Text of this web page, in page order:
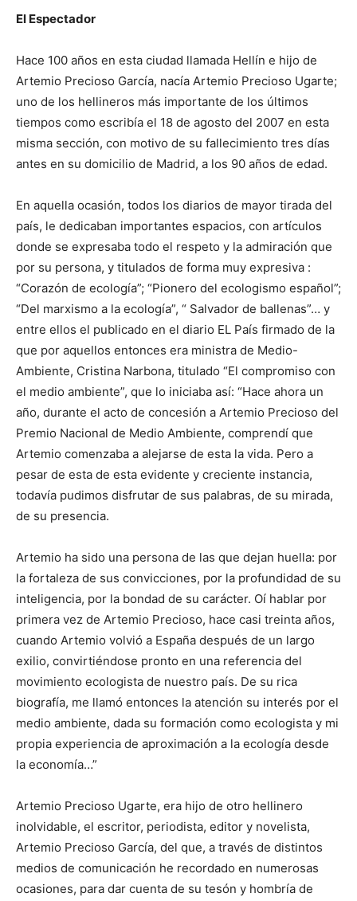
El Espectador
Hace 100 años en esta ciudad llamada Hellín e hijo de
Artemio Precioso García, nacía Artemio Precioso Ugarte;
uno de los hellineros más importante de los últimos
tiempos como escribía el 18 de agosto del 2007 en esta
misma sección, con motivo de su fallecimiento tres días
antes en su domicilio de Madrid, a los 90 años de edad.
En aquella ocasión, todos los diarios de mayor tirada del
país, le dedicaban importantes espacios, con artículos
donde se expresaba todo el respeto y la admiración que
por su persona, y titulados de forma muy expresiva :
“Corazón de ecología”; “Pionero del ecologismo español”;
“Del marxismo a la ecología”, “ Salvador de ballenas”… y
entre ellos el publicado en el diario EL País firmado de la
que por aquellos entonces era ministra de Medio-
Ambiente, Cristina Narbona, titulado “El compromiso con
el medio ambiente”, que lo iniciaba así: “Hace ahora un
año, durante el acto de concesión a Artemio Precioso del
Premio Nacional de Medio Ambiente, comprendí que
Artemio comenzaba a alejarse de esta la vida. Pero a
pesar de esta de esta evidente y creciente instancia,
todavía pudimos disfrutar de sus palabras, de su mirada,
de su presencia.
Artemio ha sido una persona de las que dejan huella: por
la fortaleza de sus convicciones, por la profundidad de su
inteligencia, por la bondad de su carácter. Oí hablar por
primera vez de Artemio Precioso, hace casi treinta años,
cuando Artemio volvió a España después de un largo
exilio, convirtiéndose pronto en una referencia del
movimiento ecologista de nuestro país. De su rica
biografía, me llamó entonces la atención su interés por el
medio ambiente, dada su formación como ecologista y mi
propia experiencia de aproximación a la ecología desde
la economía…”
Artemio Precioso Ugarte, era hijo de otro hellinero
inolvidable, el escritor, periodista, editor y novelista,
Artemio Precioso García, del que, a través de distintos
medios de comunicación he recordado en numerosas
ocasiones, para dar cuenta de su tesón y hombría de